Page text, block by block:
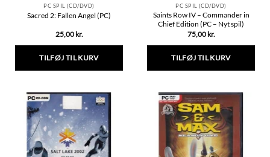
PC SPIL (CD/DVD)
Sacred 2: Fallen Angel (PC)
25,00 kr.
TILFØJ TIL KURV
PC SPIL (CD/DVD)
Saints Row IV – Commander in
Chief Edition (PC – Nyt spil)
75,00 kr.
TILFØJ TIL KURV